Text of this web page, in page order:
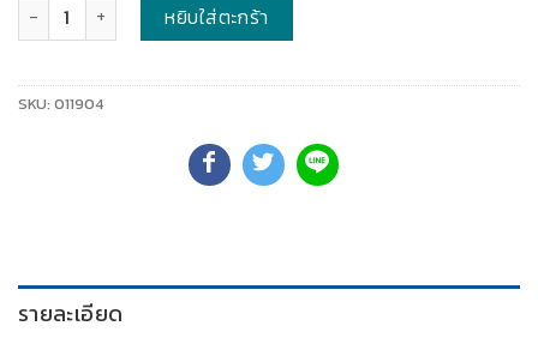
หยิบใส่ตะกร้า
SKU: 011904
รายละเอียด